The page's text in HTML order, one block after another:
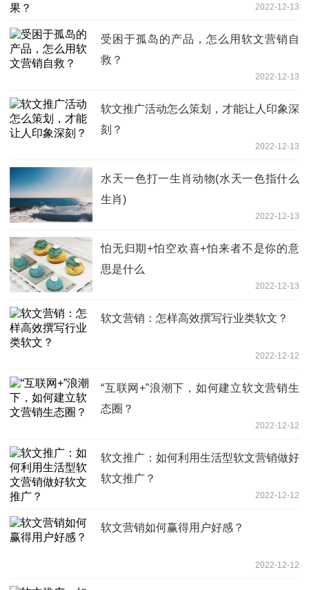
2022-12-13
受困于孤岛的产品，怎么用软文营销自
救？
2022-12-13
软文推广活动怎么策划，才能让人印象深
刻？
2022-12-13
水天一色打一生肖动物(水天一色指什么
生肖)
2022-12-13
怕无归期+怕空欢喜+怕来者不是你的意
思是什么
2022-12-13
软文营销：怎样高效撰写行业类软文？
2022-12-12
“互联网+”浪潮下，如何建立软文营销生
态圈？
2022-12-12
软文推广：如何利用生活型软文营销做好
软文推广？
2022-12-12
软文营销如何赢得用户好感？
2022-12-12